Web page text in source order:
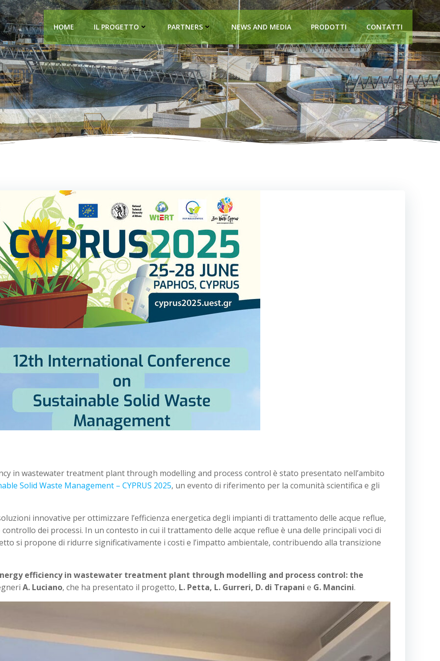
HOME IL PROGETTO PARTNERS NEWS AND MEDIA PRODOTTI CONTATTI
in wastewater treatment plant through modelling and process control è stato presentato nell’ambito
Solid Waste Management – CYPRUS 2025, un evento di riferimento per la comunità scientifica e gli
innovative per ottimizzare l’efficienza energetica degli impianti di trattamento delle acque reflue,
dei processi. In un contesto in cui il trattamento delle acque reflue è una delle principali voci di
si propone di ridurre significativamente i costi e l’impatto ambientale, contribuendo alla transizione
efficiency in wastewater treatment plant through modelling and process control: the
A. Luciano, che ha presentato il progetto, L. Petta, L. Gurreri, D. di Trapani e G. Mancini.